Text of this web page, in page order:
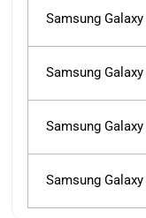
Samsung
Samsung
Samsung
Samsung